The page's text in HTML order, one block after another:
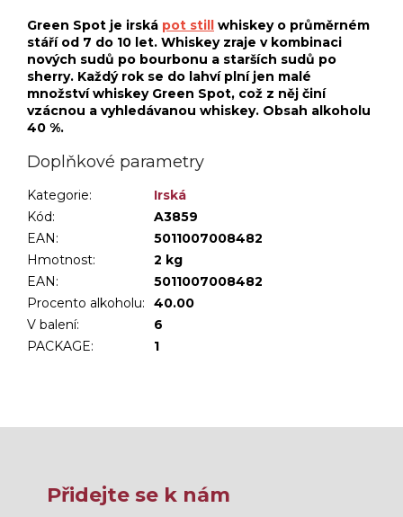
Green Spot je irská pot still whiskey o průměrném
stáří od 7 do 10 let. Whiskey zraje v kombinaci
nových sudů po bourbonu a starších sudů po
sherry. Každý rok se do lahví plní jen malé
množství whiskey Green Spot, což z něj činí
vzácnou a vyhledávanou whiskey. Obsah alkoholu
40 %.
Doplňkové parametry
Kategorie:
Irská
Kód:
A3859
EAN:
5011007008482
Hmotnost:
2 kg
EAN:
5011007008482
Procento alkoholu:
40.00
V balení:
6
PACKAGE: 1
Přidejte se k nám